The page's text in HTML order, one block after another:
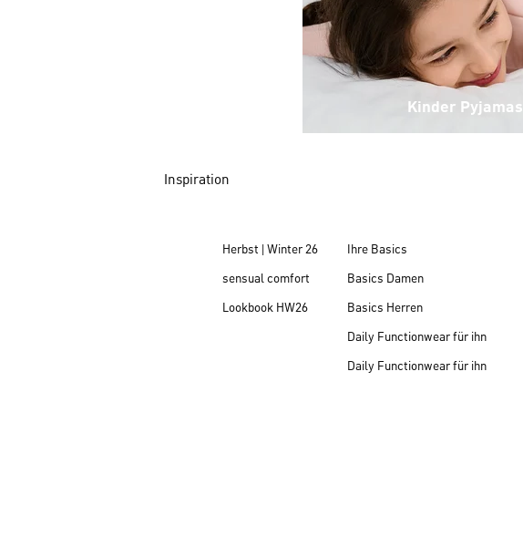
Kinder Pyjamas
Inspiration
Herbst | Winter 26
sensual comfort
Lookbook HW26
Ihre Basics
Basics Damen
Basics Herren
Daily Functionwear für ihn
Daily Functionwear für ihn